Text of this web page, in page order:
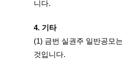
니다.
4. 기타
(1) 금번 실권주 일반공모
것입니다.